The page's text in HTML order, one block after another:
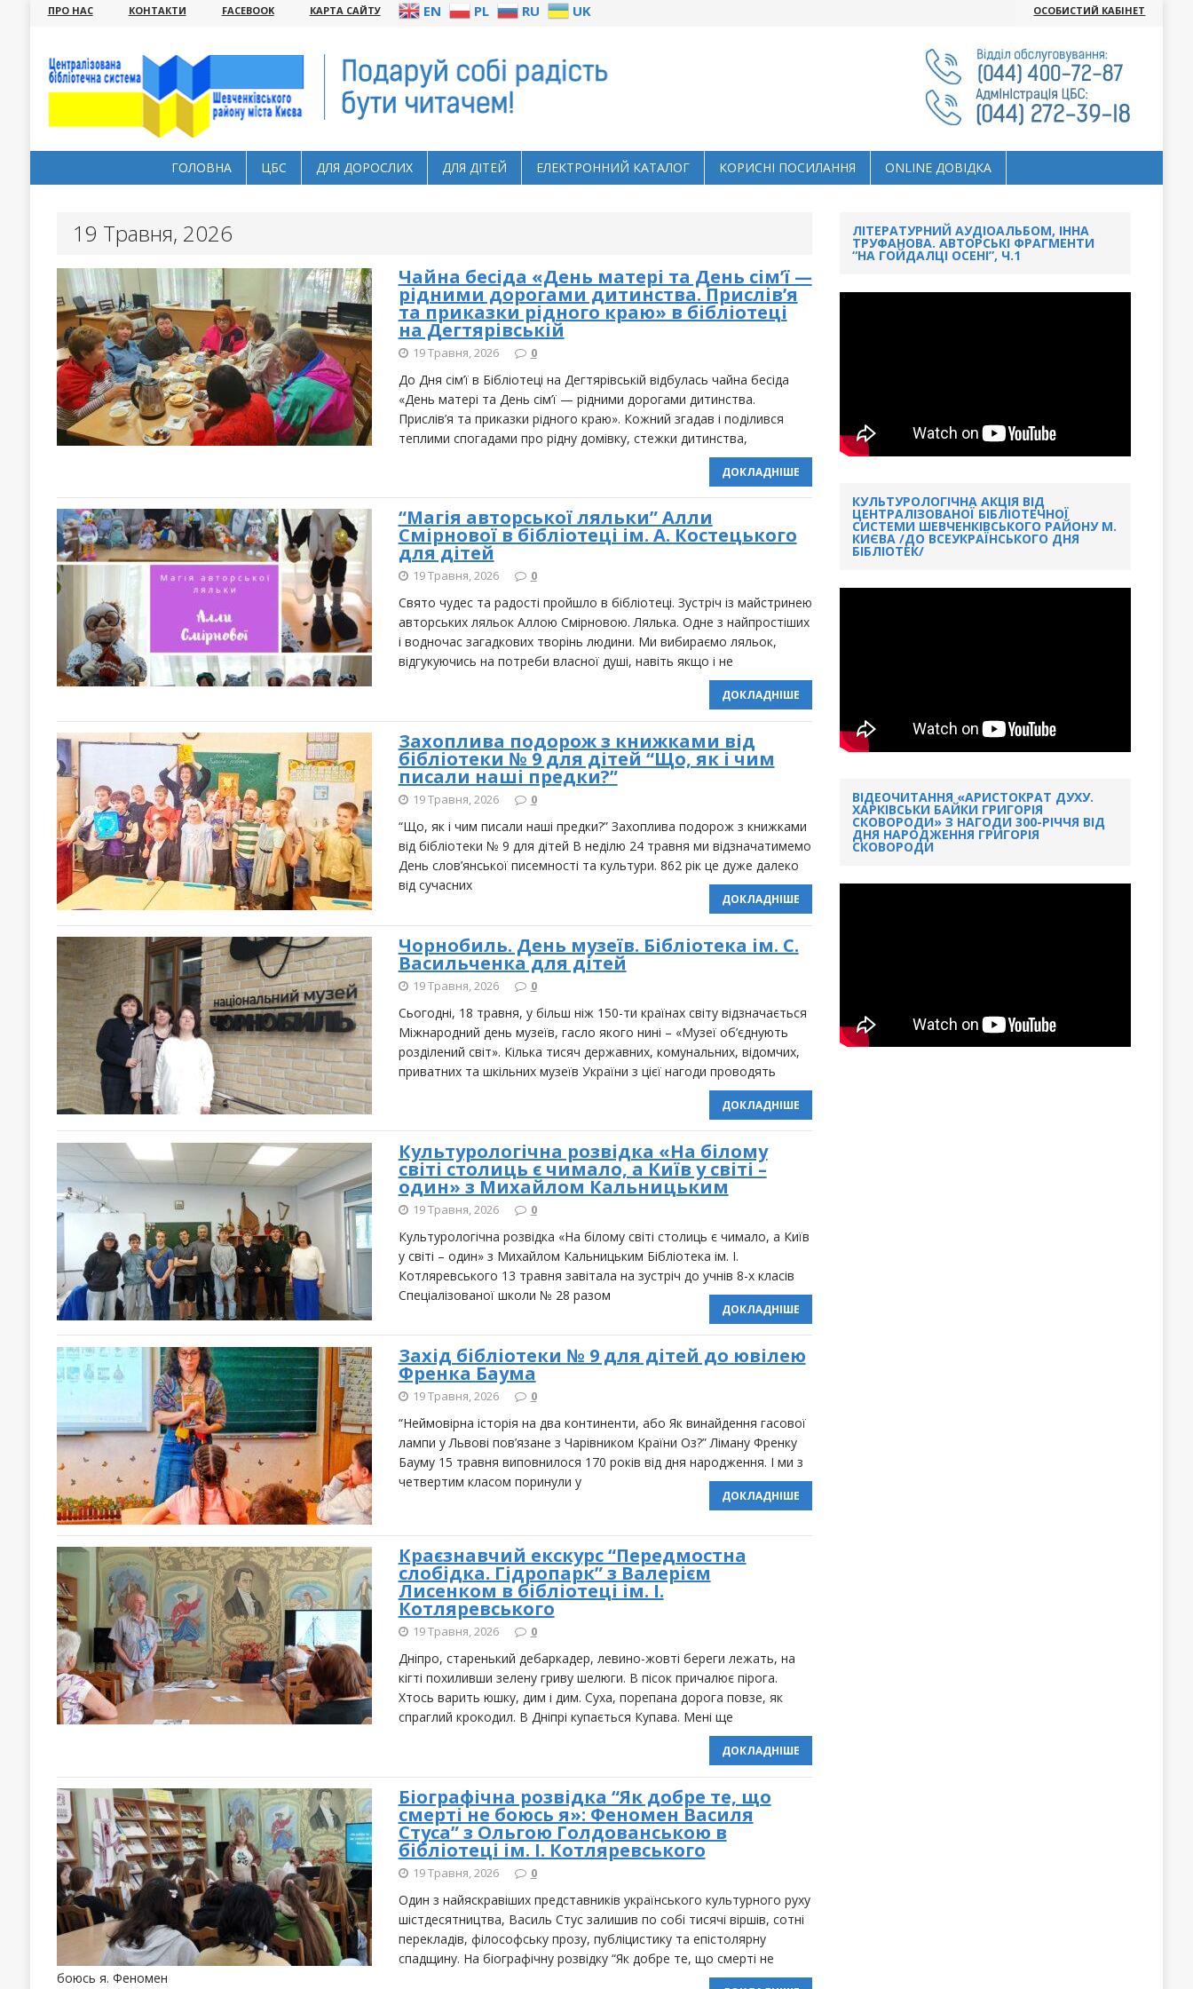
ПРО НАС КОНТАКТИ FACEBOOK КАРТА САЙТУ EN PL RU UK ОСОБИСТИЙ КАБІНЕТ
ГОЛОВНА ЦБС ДЛЯ ДОРОСЛИХ ДЛЯ ДІТЕЙ ЕЛЕКТРОННИЙ КАТАЛОГ КОРИСНІ ПОСИЛАННЯ ОNLINE ДОВІДКА
19 Травня, 2026
Чайна бесіда «День матері та День сім’ї —
рідними дорогами дитинства. Прислів’я
та приказки рідного краю» в бібліотеці
на Дегтярівській
19 Травня, 2026 0
До Дня сім’ї в Бібліотеці на Дегтярівській відбулась чайна бесіда
«День матері та День сім’ї — рідними дорогами дитинства.
Прислів’я та приказки рідного краю». Кожний згадав і поділився
теплими спогадами про рідну домівку, стежки дитинства,
ДОКЛАДНІШЕ
“Магія авторської ляльки” Алли
Смірнової в бібліотеці ім. А. Костецького
для дітей
19 Травня, 2026 0
Свято чудес та радості пройшло в бібліотеці. Зустріч із майстринею
авторських ляльок Аллою Смірновою. Лялька. Одне з найпростіших
і водночас загадкових творінь людини. Ми вибираємо ляльок,
відгукуючись на потреби власної душі, навіть якщо і не
ДОКЛАДНІШЕ
Захоплива подорож з книжками від
бібліотеки № 9 для дітей “Що, як і чим
писали наші предки?”
19 Травня, 2026 0
“Що, як і чим писали наші предки?” Захоплива подорож з книжками
від бібліотеки № 9 для дітей В неділю 24 травня ми відзначатимемо
День слов’янської писемності та культури. 862 рік це дуже далеко
від сучасних
ДОКЛАДНІШЕ
Чорнобиль. День музеїв. Бібліотека ім. С.
Васильченка для дітей
19 Травня, 2026 0
Cьогодні, 18 травня, у більш ніж 150-ти країнах світу відзначається
Міжнародний день музеїв, гасло якого нині – «Музеї об’єднують
розділений світ». Кілька тисяч державних, комунальних, відомчих,
приватних та шкільних музеїв України з цієї нагоди проводять
ДОКЛАДНІШЕ
Культурологічна розвідка «На білому
світі столиць є чимало, а Київ у світі –
один» з Михайлом Кальницьким
19 Травня, 2026 0
Культурологічна розвідка «На білому світі столиць є чимало, а Київ
у світі – один» з Михайлом Кальницьким Бібліотека ім. І.
Котляревського 13 травня завітала на зустріч до учнів 8-х класів
Спеціалізованої школи № 28 разом
ДОКЛАДНІШЕ
Захід бібліотеки № 9 для дітей до ювілею
Френка Баума
19 Травня, 2026 0
“Неймовірна історія на два континенти, або Як винайдення гасової
лампи у Львові пов’язане з Чарівником Країни Оз?” Ліману Френку
Бауму 15 травня виповнилося 170 років від дня народження. І ми з
четвертим класом поринули у
ДОКЛАДНІШЕ
Краєзнавчий екскурс “Передмостна
слобідка. Гідропарк” з Валерієм
Лисенком в бібліотеці ім. І.
Котляревського
19 Травня, 2026 0
Дніпро, старенький дебаркадер, левино-жовті береги лежать, на
кігті похиливши зелену гриву шелюги. В пісок причалює пірога.
Хтось варить юшку, дим і дим. Суха, порепана дорога повзе, як
спраглий крокодил. В Дніпрі купається Купава. Мені ще
ДОКЛАДНІШЕ
Біографічна розвідка “Як добре те, що
смерті не боюсь я»: Феномен Василя
Стуса” з Ольгою Голдованською в
бібліотеці ім. І. Котляревського
19 Травня, 2026 0
Один з найяскравіших представників українського культурного руху
шістдесятництва, Василь Стус залишив по собі тисячі віршів, сотні
перекладів, філософську прозу, публіцистику та епістолярну
спадщину. На біографічну розвідку “Як добре те, що смерті не
боюсь я. Феномен
ЛІТЕРАТУРНИЙ АУДІОАЛЬБОМ, ІННА
ТРУФАНОВА. АВТОРСЬКІ ФРАГМЕНТИ
“НА ГОЙДАЛЦІ ОСЕНІ”, Ч.1
КУЛЬТУРОЛОГІЧНА АКЦІЯ ВІД
ЦЕНТРАЛІЗОВАНОЇ БІБЛІОТЕЧНОЇ
СИСТЕМИ ШЕВЧЕНКІВСЬКОГО РАЙОНУ М.
КИЄВА /ДО ВСЕУКРАЇНСЬКОГО ДНЯ
БІБЛІОТЕК/
ВІДЕОЧИТАННЯ «АРИСТОКРАТ ДУХУ.
ХАРКІВСЬКИ БАЙКИ ГРИГОРІЯ
СКОВОРОДИ» З НАГОДИ 300-РІЧЧЯ ВІД
ДНЯ НАРОДЖЕННЯ ГРИГОРІЯ
СКОВОРОДИ